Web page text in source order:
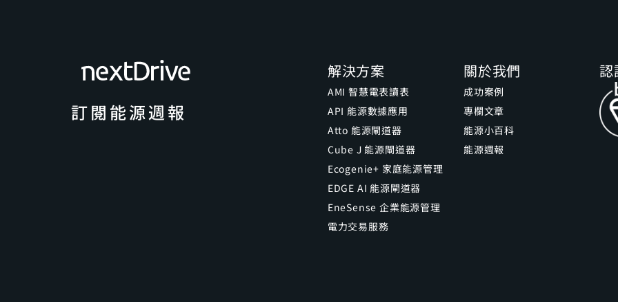
訂閱能源週報
解決方案
AMI 智慧電表讀表
API 能源數據應用
Atto 能源閘道器
Cube J 能源閘道器
Ecogenie+ 家庭能源管理
EDGE AI 能源閘道器
EneSense 企業能源管理
電力交易服務
關於我們
成功案例
專欄文章
能源小百科
能源週報
認